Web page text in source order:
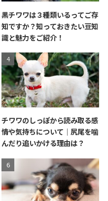
黒チワワは３種類いるってご存
知ですか？知っておきたい豆知
識と魅力をご紹介！
チワワのしっぽから読み取る感
情や気持ちについて｜尻尾を噛
んだり追いかける理由は？